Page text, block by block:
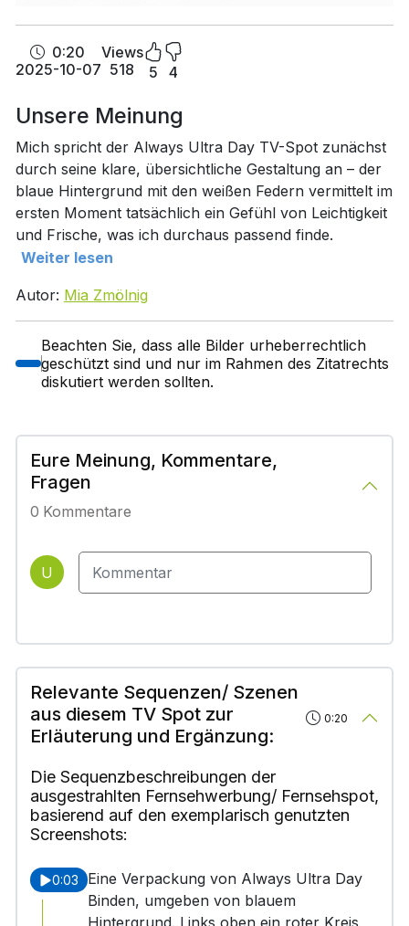
0:20
2025-10-07
Views
518
5 4
Unsere Meinung
Mich spricht der Always Ultra Day TV-Spot zunächst
durch seine klare, übersichtliche Gestaltung an – der
blaue Hintergrund mit den weißen Federn vermittelt im
ersten Moment tatsächlich ein Gefühl von Leichtigkeit
und Frische, was ich durchaus passend finde.
Weiter lesen
Autor: Mia Zmölnig
Beachten Sie, dass alle Bilder urheberrechtlich
geschützt sind und nur im Rahmen des Zitatrechts
diskutiert werden sollten.
Eure Meinung, Kommentare,
Fragen
0 Kommentare
U
Relevante Sequenzen/ Szenen
aus diesem TV Spot zur
Erläuterung und Ergänzung:
0:20
Die Sequenzbeschreibungen der
ausgestrahlten Fernsehwerbung/ Fernsehspot,
basierend auf den exemplarisch genutzten
Screenshots:
0:03
Eine Verpackung von Always Ultra Day
Binden, umgeben von blauem
Hintergrund. Links oben ein roter Kreis